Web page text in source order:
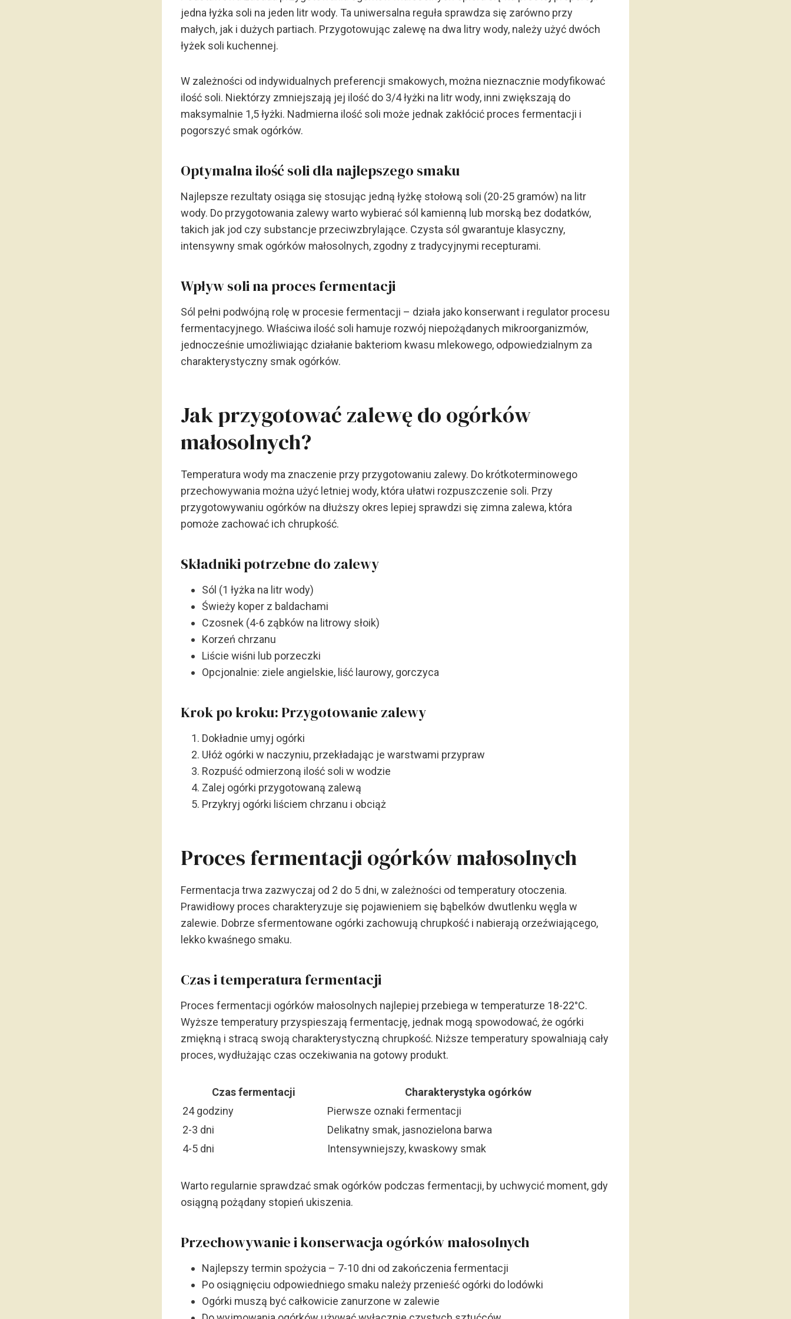
jedna łyżka soli na jeden litr wody. Ta uniwersalna reguła sprawdza się zarówno przy
małych, jak i dużych partiach. Przygotowując zalewę na dwa litry wody, należy użyć dwóch
łyżek soli kuchennej.
W zależności od indywidualnych preferencji smakowych, można nieznacznie modyfikować
ilość soli. Niektórzy zmniejszają jej ilość do 3/4 łyżki na litr wody, inni zwiększają do
maksymalnie 1,5 łyżki. Nadmierna ilość soli może jednak zakłócić proces fermentacji i
pogorszyć smak ogórków.
Optymalna ilość soli dla najlepszego smaku
Najlepsze rezultaty osiąga się stosując jedną łyżkę stołową soli (20-25 gramów) na litr
wody. Do przygotowania zalewy warto wybierać sól kamienną lub morską bez dodatków,
takich jak jod czy substancje przeciwzbrylające. Czysta sól gwarantuje klasyczny,
intensywny smak ogórków małosolnych, zgodny z tradycyjnymi recepturami.
Wpływ soli na proces fermentacji
Sól pełni podwójną rolę w procesie fermentacji – działa jako konserwant i regulator procesu
fermentacyjnego. Właściwa ilość soli hamuje rozwój niepożądanych mikroorganizmów,
jednocześnie umożliwiając działanie bakteriom kwasu mlekowego, odpowiedzialnym za
charakterystyczny smak ogórków.
Jak przygotować zalewę do ogórków
małosolnych?
Temperatura wody ma znaczenie przy przygotowaniu zalewy. Do krótkoterminowego
przechowywania można użyć letniej wody, która ułatwi rozpuszczenie soli. Przy
przygotowywaniu ogórków na dłuższy okres lepiej sprawdzi się zimna zalewa, która
pomoże zachować ich chrupkość.
Składniki potrzebne do zalewy
Sól (1 łyżka na litr wody)
Świeży koper z baldachami
Czosnek (4-6 ząbków na litrowy słoik)
Korzeń chrzanu
Liście wiśni lub porzeczki
Opcjonalnie: ziele angielskie, liść laurowy, gorczyca
Krok po kroku: Przygotowanie zalewy
Dokładnie umyj ogórki
Ułóż ogórki w naczyniu, przekładając je warstwami przypraw
Rozpuść odmierzoną ilość soli w wodzie
Zalej ogórki przygotowaną zalewą
Przykryj ogórki liściem chrzanu i obciąż
Proces fermentacji ogórków małosolnych
Fermentacja trwa zazwyczaj od 2 do 5 dni, w zależności od temperatury otoczenia.
Prawidłowy proces charakteryzuje się pojawieniem się bąbelków dwutlenku węgla w
zalewie. Dobrze sfermentowane ogórki zachowują chrupkość i nabierają orzeźwiającego,
lekko kwaśnego smaku.
Czas i temperatura fermentacji
Proces fermentacji ogórków małosolnych najlepiej przebiega w temperaturze 18-22°C.
Wyższe temperatury przyspieszają fermentację, jednak mogą spowodować, że ogórki
zmiękną i stracą swoją charakterystyczną chrupkość. Niższe temperatury spowalniają cały
proces, wydłużając czas oczekiwania na gotowy produkt.
Czas fermentacji
Charakterystyka ogórków
24 godziny
Pierwsze oznaki fermentacji
2-3 dni
Delikatny smak, jasnozielona barwa
4-5 dni
Intensywniejszy, kwaskowy smak
Warto regularnie sprawdzać smak ogórków podczas fermentacji, by uchwycić moment, gdy
osiągną pożądany stopień ukiszenia.
Przechowywanie i konserwacja ogórków małosolnych
Najlepszy termin spożycia – 7-10 dni od zakończenia fermentacji
Po osiągnięciu odpowiedniego smaku należy przenieść ogórki do lodówki
Ogórki muszą być całkowicie zanurzone w zalewie